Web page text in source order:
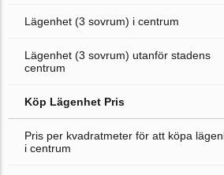
Lägenhet (3 sovrum) i centrum
Lägenhet (3 sovrum) utanför stadens
centrum
Köp Lägenhet Pris
Pris per kvadratmeter för att köpa
i centrum